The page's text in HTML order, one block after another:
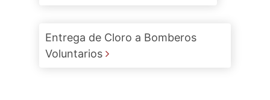
Entrega de Cloro a Bomberos
Voluntarios